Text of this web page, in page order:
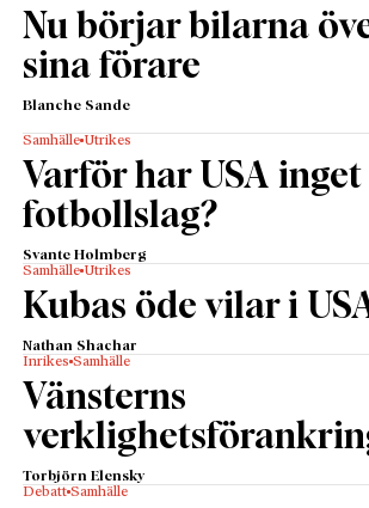
Nu börjar bilarna
sina förare
Blanche Sande
Samhälle Utrikes
Varför har USA
fotbollslag?
Svante Holmberg
Samhälle Utrikes
Kubas öde vilar i
Nathan Shachar
Inrikes Samhälle
Vänsterns
Torbjörn Elensky
Debatt Samhälle